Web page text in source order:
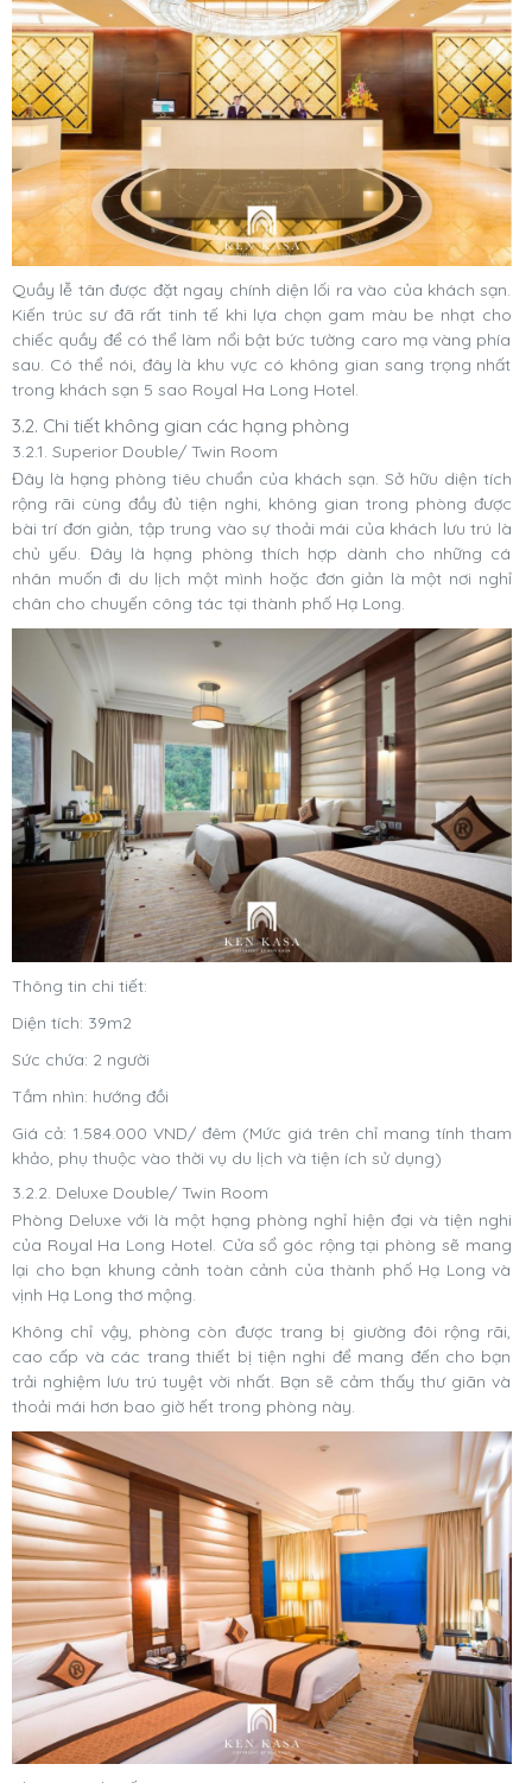
Quầy lễ tân được đặt ngay chính diện lối ra vào của khách sạn.
Kiến trúc sư đã rất tinh tế khi lựa chọn gam màu be nhạt cho
chiếc quầy để có thể làm nổi bật bức tường caro mạ vàng phía
sau. Có thể nói, đây là khu vực có không gian sang trọng nhất
trong khách sạn 5 sao Royal Ha Long Hotel.
3.2. Chi tiết không gian các hạng phòng
3.2.1. Superior Double/ Twin Room
Đây là hạng phòng tiêu chuẩn của khách sạn. Sở hữu diện tích
rộng rãi cùng đầy đủ tiện nghi, không gian trong phòng được
bài trí đơn giản, tập trung vào sự thoải mái của khách lưu trú là
chủ yếu. Đây là hạng phòng thích hợp dành cho những cá
nhân muốn đi du lịch một mình hoặc đơn giản là một nơi nghỉ
chân cho chuyến công tác tại thành phố Hạ Long.
Thông tin chi tiết:
Diện tích: 39m2
Sức chứa: 2 người
Tầm nhìn: hướng đồi
Giá cả: 1.584.000 VND/ đêm (Mức giá trên chỉ mang tính tham
khảo, phụ thuộc vào thời vụ du lịch và tiện ích sử dụng)
3.2.2. Deluxe Double/ Twin Room
Phòng Deluxe với là một hạng phòng nghỉ hiện đại và tiện nghi
của Royal Ha Long Hotel. Cửa sổ góc rộng tại phòng sẽ mang
lại cho bạn khung cảnh toàn cảnh của thành phố Hạ Long và
vịnh Hạ Long thơ mộng.
Không chỉ vậy, phòng còn được trang bị giường đôi rộng rãi,
cao cấp và các trang thiết bị tiện nghi để mang đến cho bạn
trải nghiệm lưu trú tuyệt vời nhất. Bạn sẽ cảm thấy thư giãn và
thoải mái hơn bao giờ hết trong phòng này.